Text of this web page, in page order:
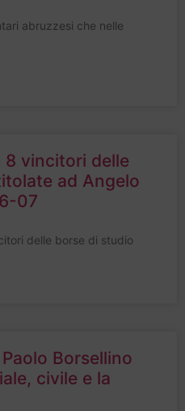
abruzzesi che nelle
8 vincitori delle
ad Angelo
07
delle borse di studio
Borsellino
civile e la